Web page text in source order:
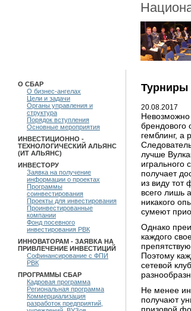
О СБАР
О бизнес-ангелах
Цели и задачи
Органы управления и
структура
Порядок вступления
Основные мероприятия
ИНВЕСТИЦИОННО -
ТЕХНОЛОГИЧЕСКИЙ АЛЬЯНС
(ИТ АЛЬЯНС)
ИНВЕСТОРУ
Заявка на получение
информации о проектах
Программы
соинвестирования
Проекты для инвестирования
Проинвестированные
компании
Фонд посевного
инвестирования РВК
ИННОВАТОРАМ - ЗАЯВКА НА
ПРИВЛЕЧЕНИЕ ИНВЕСТИЦИЙ
Софинансирование с ФПИ
РВК
ПРОГРАММЫ СБАР
Кадровая программа
Региональная программа
Коммерциализация
разработок предприятий,
Турниры
20.08.2017
Невозможно
брендового
гемблинг, а
лучше
игрального
получает
из виду тот
всего лишь
никакого
сумеют
Однако
каждого
Поэтому
сетевой
Не менее
получают